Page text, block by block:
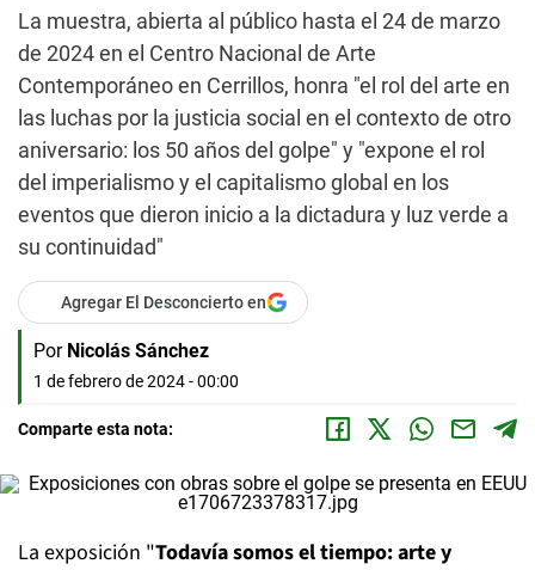
La muestra, abierta al público hasta el 24 de marzo
de 2024 en el Centro Nacional de Arte
Contemporáneo en Cerrillos, honra "el rol del arte en
las luchas por la justicia social en el contexto de otro
aniversario: los 50 años del golpe" y "expone el rol
del imperialismo y el capitalismo global en los
eventos que dieron inicio a la dictadura y luz verde a
su continuidad"
Agregar El Desconcierto en
Por Nicolás Sánchez
1 de febrero de 2024 - 00:00
Comparte esta nota:
La exposición "Todavía somos el tiempo: arte y